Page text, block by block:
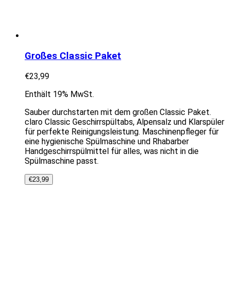
Großes Classic Paket
€23,99
Enthält 19% MwSt.
Sauber durchstarten mit dem großen Classic Paket.
claro Classic Geschirrspültabs, Alpensalz und Klarspüler
für perfekte Reinigungsleistung. Maschinenpfleger für
eine hygienische Spülmaschine und Rhabarber
Handgeschirrspülmittel für alles, was nicht in die
Spülmaschine passt.
€23,99